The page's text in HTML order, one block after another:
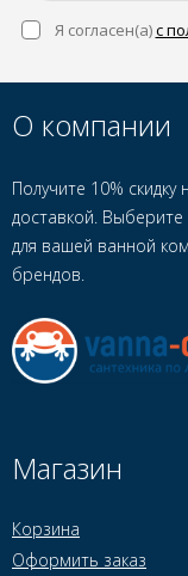
Я согласен(a)с
О компании
Получите 10%
доставкой. Выберите
для вашей ванной
брендов.
Магазин
Корзина
Оформить заказ